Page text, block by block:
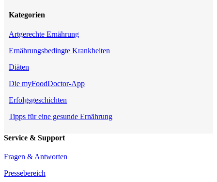
Kategorien
Artgerechte Ernährung
Ernährungsbedingte Krankheiten
Diäten
Die myFoodDoctor-App
Erfolgsgeschichten
Tipps für eine gesunde Ernährung
Service & Support
Fragen & Antworten
Pressebereich